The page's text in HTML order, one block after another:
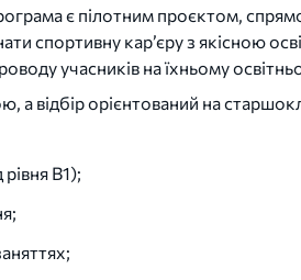
є пілотним проєктом,
спортивну кар’єру з якісною
учасників на їхньому
а відбір орієнтований на
B1);